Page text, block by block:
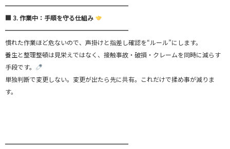
━━━━━━━━━━━━━━━━━━━━
■ 3. 作業中：手順を守る仕組み
━━━━━━━━━━━━━━━━━━━━
慣れた作業ほど危ないので、声掛けと指差し確認を“ルール”にします。
養生と整理整頓は見栄えではなく、接触事故・破損・クレームを同時に減らす
手段です。
単独判断で変更しない。変更が出たら先に共有。これだけで揉め事が減りま
す。
━━━━━━━━━━━━━━━━━━━━